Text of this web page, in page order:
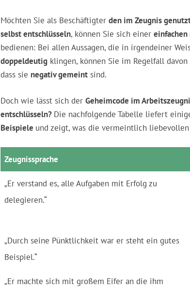
Möchten Sie als Beschäftigter den im Zeugnis
selbst entschlüsseln, können Sie sich einer
bedienen: Bei allen Aussagen, die in irgendeiner
doppeldeutig klingen, können Sie im Regelfall davon
dass sie negativ gemeint sind.
Doch wie lässt sich der Geheimcode im
entschlüsseln? Die nachfolgende Tabelle liefert
Beispiele und zeigt, was die vermeintlich liebevollen
Zeugnissprache
„Er verstand es, alle Aufgaben mit Erfolg zu
delegieren.“
„Durch seine Pünktlichkeit war er steht ein gutes
Beispiel.“
„Er machte sich mit großem Eifer an die ihm